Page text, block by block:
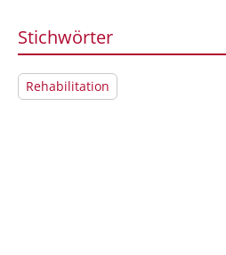
Stichwörter
Rehabilitation